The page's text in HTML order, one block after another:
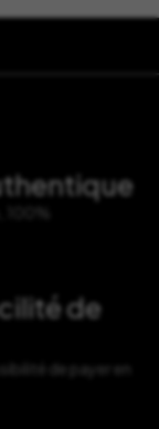
de
de payer en